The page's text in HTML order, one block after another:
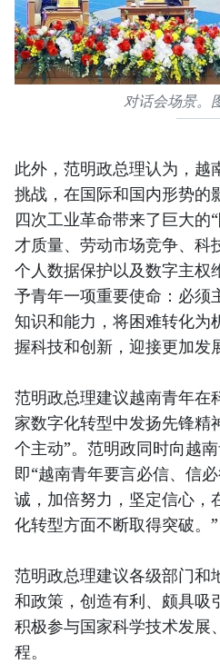
对话会场景。
此外，范明政总理认为，越
挑战，在国际和国内形势的
四次工业革命带来了巨大的
才质量、劳动市场竞争、科
个人数据保护以及数字主权
予青年一项重要使命：必须
知识和能力，将困难转化为
握科技和创新，迎接更加发
范明政总理建议越南青年在
家数字化转型中发扬先锋精
个主动”。范明政同时向越
即“越南青年要言必信、信
诚，加倍努力，坚定信心，
化转型方面不断取得突破。”
范明政总理建议各级部门和
和政策，创造有利、颇具吸
积极参与国家科学技术发展
程。